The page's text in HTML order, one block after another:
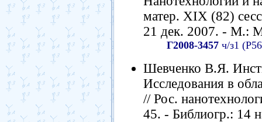
матер. XIX (82)
21 дек. 2007. - М.:
Г2008-3457 ч/з1
Шевченко В.Я.
Исследования в
// Рос.
45. - Библиогр.: 14